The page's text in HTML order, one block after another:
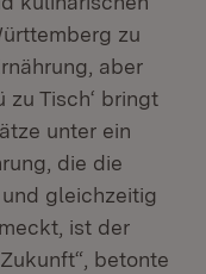
zu
aber
zu Tisch‘ bringt
unter ein
die die
gleichzeitig
ist der
betonte